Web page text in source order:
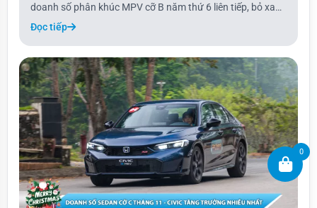
doanh số phân khúc MPV cỡ B năm thứ 6 liên tiếp, bỏ xa
đối thủ Toyota Veloz khoảng 10.000 xe. Nếu tính cả mẫu
Avanza, tổng doanh số của hai mẫu xe nhà Toyota đạt
9.341 xe, thấp hơn Xpander khoảng 8.100 xe.
Đọc tiếp
0